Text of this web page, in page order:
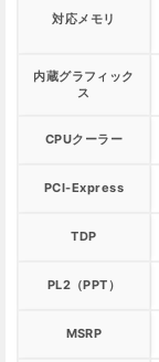
対応メモリ
内蔵グラフィック
ス
CPUクーラー
PCI-Express
TDP
PL2（PPT）
MSRP